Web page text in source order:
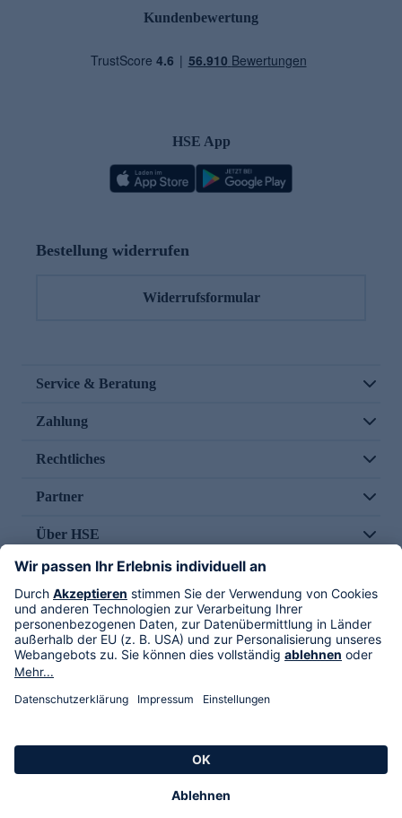
Kundenbewertung
HSE App
Bestellung widerrufen
Widerrufsformular
Service & Beratung
Zahlung
Rechtliches
Partner
Über HSE
Im TV
HSE International